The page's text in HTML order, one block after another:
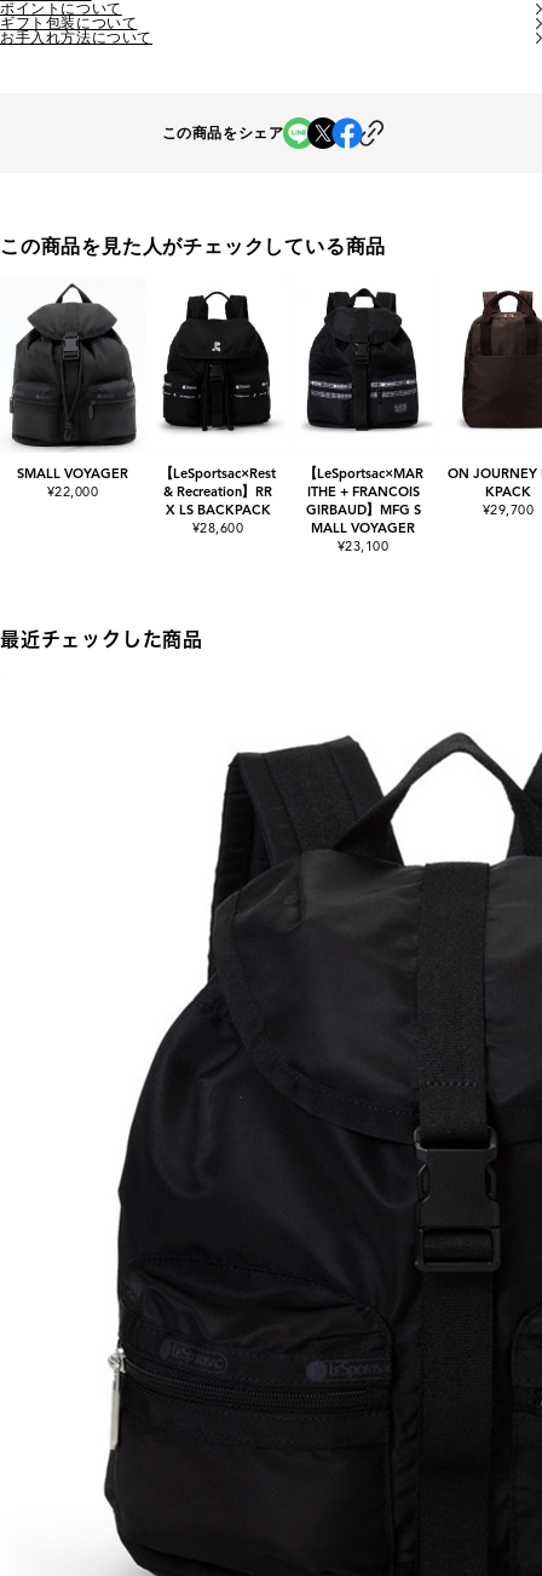
ポイントについて
ギフト包装について
お手入れ方法について
この商品をシェア
この商品を見た人がチェックしている商品
SMALL VOYAGER
¥22,000
【LeSportsac×Rest
& Recreation】RR
X LS BACKPACK
¥28,600
【LeSportsac×MAR
ITHE + FRANCOIS
GIRBAUD】MFG S
MALL VOYAGER
¥23,100
ON JOURNEY
KPACK
¥29,700
最近チェックした商品